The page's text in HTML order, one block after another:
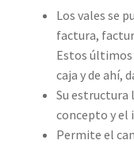
Los vales se
factura,
Estos
caja y de ahí,
Su estructura
concepto y el
Permite el